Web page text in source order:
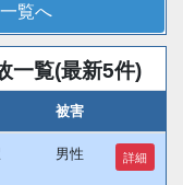
覧へ
一覧(最新5件)
被害
男性 詳細